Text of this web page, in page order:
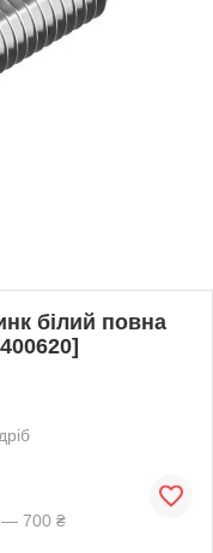
білий повна
— 700 ₴